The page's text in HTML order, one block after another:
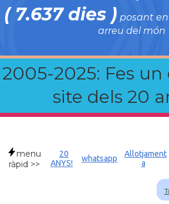
( 7.637 dies ) posant
arreu del món
2005-2025: Fes
site dels 20
menu
ràpid >>
20
ANYS!
whatsapp
Allotjament
a